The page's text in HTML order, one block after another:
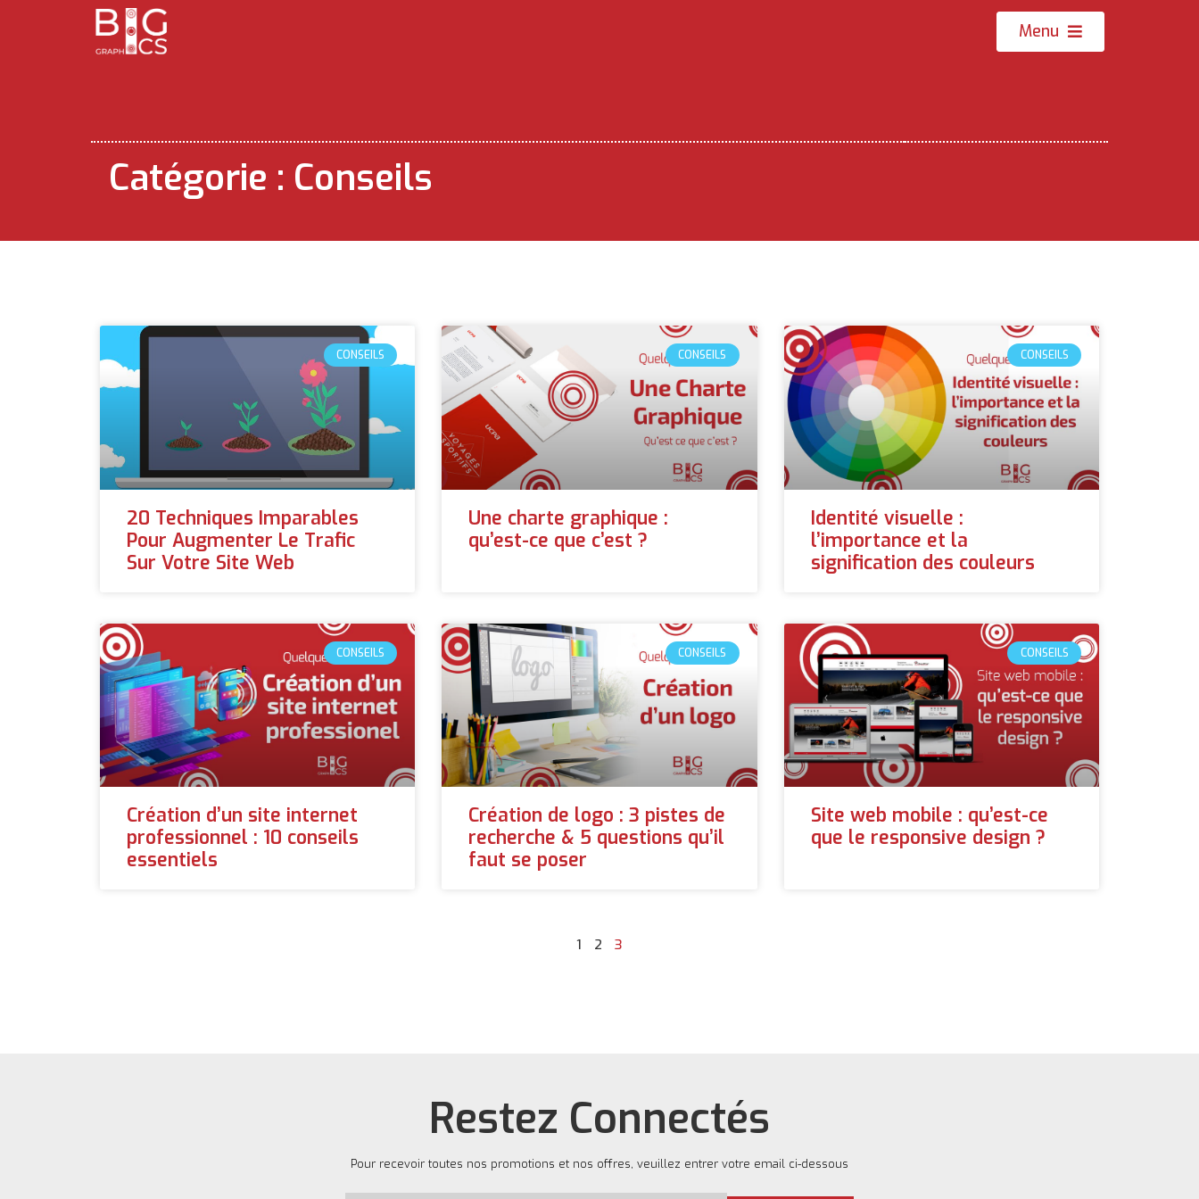
Menu
Catégorie : Conseils
CONSEILS
20 Techniques Imparables
Pour Augmenter Le Trafic
Sur Votre Site Web
CONSEILS
Une charte graphique :
qu’est-ce que c’est ?
CONSEILS
Identité visuelle :
l’importance et la
signification des couleurs
CONSEILS
Création d’un site internet
professionnel : 10 conseils
essentiels
CONSEILS
Création de logo : 3 pistes de
recherche & 5 questions qu’il
faut se poser
CONSEILS
Site web mobile : qu’est-ce
que le responsive design ?
1 2 3
Restez Connectés
Pour recevoir toutes nos promotions et nos offres, veuillez entrer votre email ci-dessous